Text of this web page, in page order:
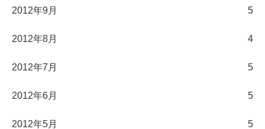
2012年9月 5
2012年8月 4
2012年7月 5
2012年6月 5
2012年5月 5